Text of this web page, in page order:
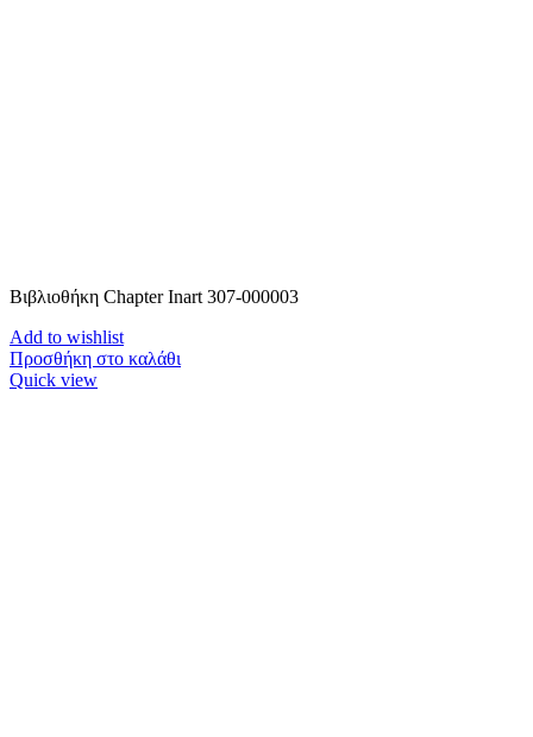
Βιβλιοθήκη Chapter Inart 307-000003
Add to wishlist
Προσθήκη στο καλάθι
Quick view